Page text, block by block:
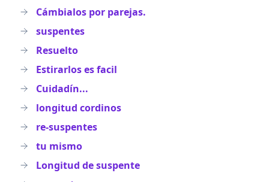
Cámbialos por parejas.
suspentes
Resuelto
Estirarlos es facil
Cuidadín...
longitud cordinos
re-suspentes
tu mismo
Longitud de suspente